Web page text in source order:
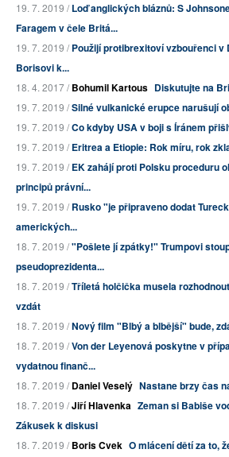
19. 7. 2019 /Loď anglických bláznů: S
Faragem v čele Britá...
19. 7. 2019 /Použijí protibrexitoví vzbouřenci v
Borisovi k...
18. 4. 2017 /Bohumil Kartous Diskutujte na
19. 7. 2019 /Silné vulkanické erupce narušují
19. 7. 2019 /Co kdyby USA v boji s Íránem
19. 7. 2019 /Eritrea a Etiopie: Rok míru, rok
19. 7. 2019 /EK zahájí proti Polsku proceduru
principů právní...
19. 7. 2019 /Rusko "je připraveno dodat
amerických...
18. 7. 2019 /"Pošlete jí zpátky!" Trumpovi
pseudoprezidenta...
18. 7. 2019 /Tříletá holčička musela
vzdát
18. 7. 2019 /Nový film "Blbý a blbější" bude,
18. 7. 2019 /Von der Leyenová poskytne v
vydatnou finanč...
18. 7. 2019 /Daniel Veselý Nastane brzy čas
18. 7. 2019 /Jiří Hlavenka Zeman si Babiše
Zákusek k diskusi
18. 7. 2019 /Boris Cvek O mlácení dětí za to,